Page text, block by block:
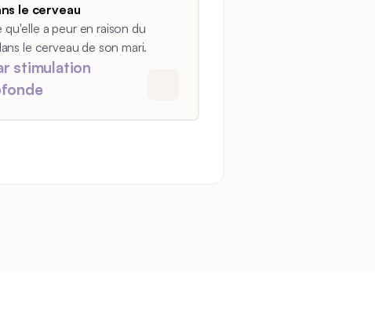
le cerveau
qu'elle a peur en raison du
le cerveau de son mari.
stimulation